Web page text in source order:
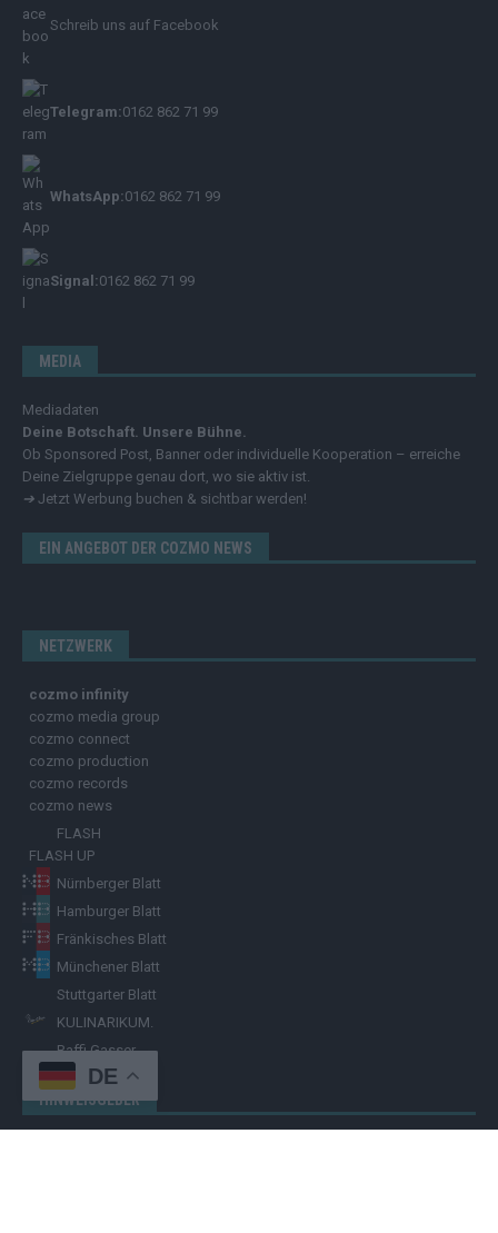
Schreib uns auf Facebook
Telegram:0162 862 71 99
WhatsApp:0162 862 71 99
Signal:0162 862 71 99
MEDIA
Mediadaten
Deine Botschaft. Unsere Bühne.
Ob Sponsored Post, Banner oder individuelle Kooperation – erreiche
Deine Zielgruppe genau dort, wo sie aktiv ist.
➔ Jetzt Werbung buchen & sichtbar werden!
EIN ANGEBOT DER COZMO NEWS
NETZWERK
cozmo infinity
cozmo media group
cozmo connect
cozmo production
cozmo records
cozmo news
FLASH
FLASH UP
Nürnberger Blatt
Hamburger Blatt
Fränkisches Blatt
Münchener Blatt
Stuttgarter Blatt
KULINARIKUM.
Raffi Gasser
HINWEISGEBER
DE